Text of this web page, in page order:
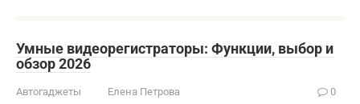
Умные видеорегистраторы: Функции, выбор и
обзор 2026
Автогаджеты Елена Петрова 0